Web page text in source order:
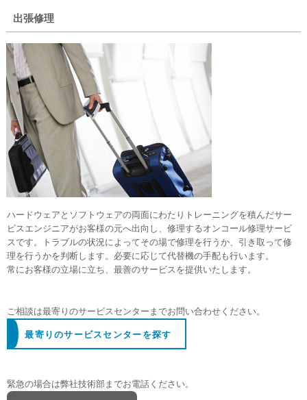
出張修理
ハードウェアとソフトウェアの両面にわたりトレーニングを積んだサー
ビスエンジニアがお客様の元へ出向し、修理するオンコール修理サービ
スです。トラブルの状況によってその場で修理を行うか、引き取って修
理を行うかを判断します。必要に応じて代替機の手配も行います。
常にお客様の立場に立ち、最善のサービスを提供いたします。
ご相談は最寄りのサービスセンターまでお問い合わせください。
最寄りのサービスセンターを探す
緊急の場合は弊社技術部までお電話ください。